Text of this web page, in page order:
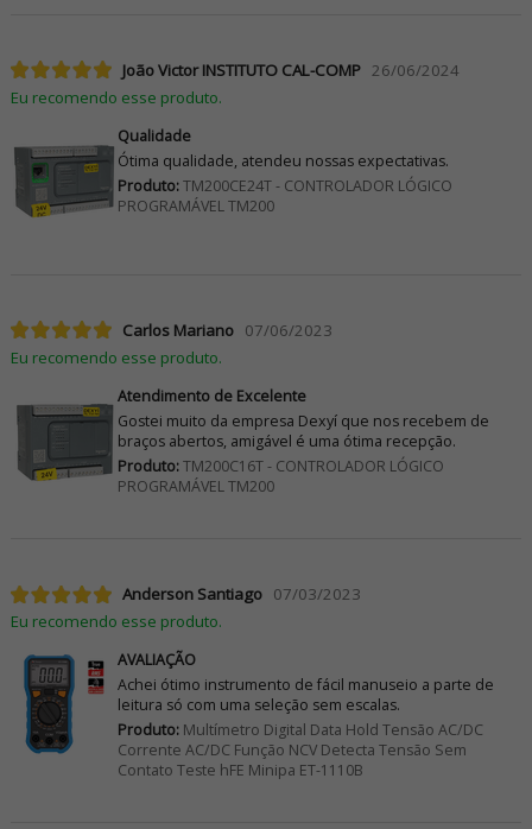
João Victor INSTITUTO CAL-COMP 26/06/2024
Eu recomendo esse produto.
Qualidade
Ótima qualidade, atendeu nossas expectativas.
Produto:TM200CE24T - CONTROLADOR LÓGICO
PROGRAMÁVEL TM200
Carlos Mariano 07/06/2023
Eu recomendo esse produto.
Atendimento de Excelente
Gostei muito da empresa Dexyí que nos recebem de
braços abertos, amigável é uma ótima recepção.
Produto:TM200C16T - CONTROLADOR LÓGICO
PROGRAMÁVEL TM200
Anderson Santiago 07/03/2023
Eu recomendo esse produto.
AVALIAÇÃO
Achei ótimo instrumento de fácil manuseio a parte de
leitura só com uma seleção sem escalas.
Produto:Multímetro Digital Data Hold Tensão AC/DC
Corrente AC/DC Função NCV Detecta Tensão Sem
Contato Teste hFE Minipa ET-1110B